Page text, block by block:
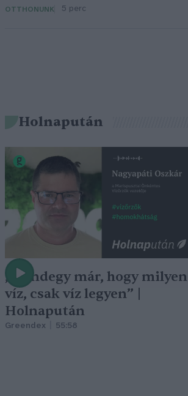
OTTHONUNK 5 perc
Holnapután
„Mindegy már, hogy milyen
víz, csak víz legyen” |
Holnapután
Greendex 55:58